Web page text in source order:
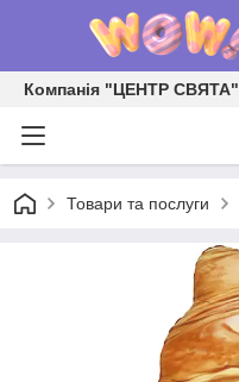
Компанія "ЦЕНТР СВЯТА"
Товари та послуги